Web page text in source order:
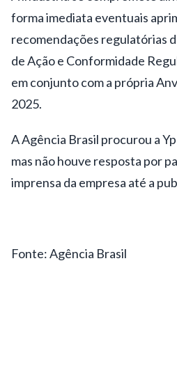
forma imediata eventuais
recomendações regulatórias
de Ação e Conformidade
em conjunto com a própria
2025.
A Agência Brasil procurou a
mas não houve resposta por
imprensa da empresa até a
Fonte: Agência Brasil